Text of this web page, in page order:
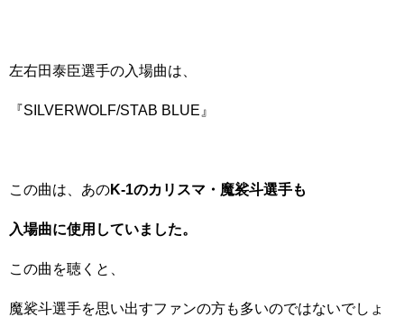
左右田泰臣選手の入場曲は、
『SILVERWOLF/STAB BLUE』
この曲は、あのK-1のカリスマ・魔裟斗選手も
入場曲に使用していました。
この曲を聴くと、
魔裟斗選手を思い出すファンの方も多いのではないでしょ